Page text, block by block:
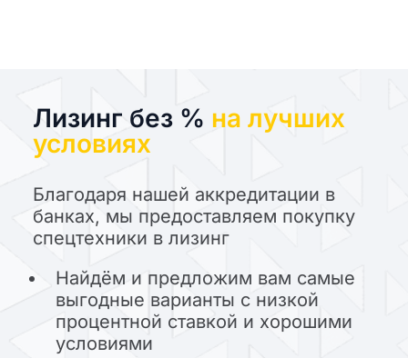
Лизинг без % на лучших
условиях
Благодаря нашей аккредитации в
банках, мы предоставляем покупку
спецтехники в лизинг
Найдём и предложим вам самые
выгодные варианты с низкой
процентной ставкой и хорошими
условиями